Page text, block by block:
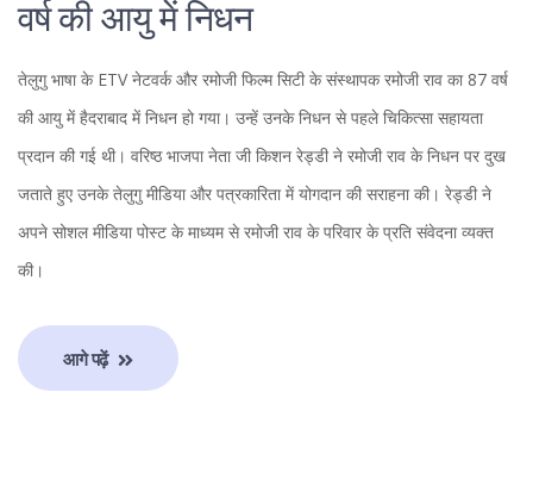
वर्ष की आयु में निधन
तेलुगु भाषा के ETV नेटवर्क और रमोजी फिल्म सिटी के संस्थापक रमोजी राव का 87 वर्ष
की आयु में हैदराबाद में निधन हो गया। उन्हें उनके निधन से पहले चिकित्सा सहायता
प्रदान की गई थी। वरिष्ठ भाजपा नेता जी किशन रेड्डी ने रमोजी राव के निधन पर दुख
जताते हुए उनके तेलुगु मीडिया और पत्रकारिता में योगदान की सराहना की। रेड्डी ने
अपने सोशल मीडिया पोस्ट के माध्यम से रमोजी राव के परिवार के प्रति संवेदना व्यक्त
की।
आगे पढ़ें